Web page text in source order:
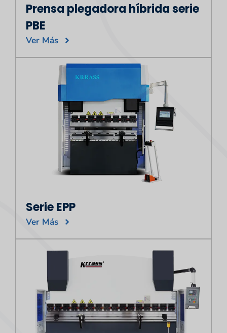
Prensa plegadora híbrida serie
PBE
Ver Más
Serie EPP
Ver Más